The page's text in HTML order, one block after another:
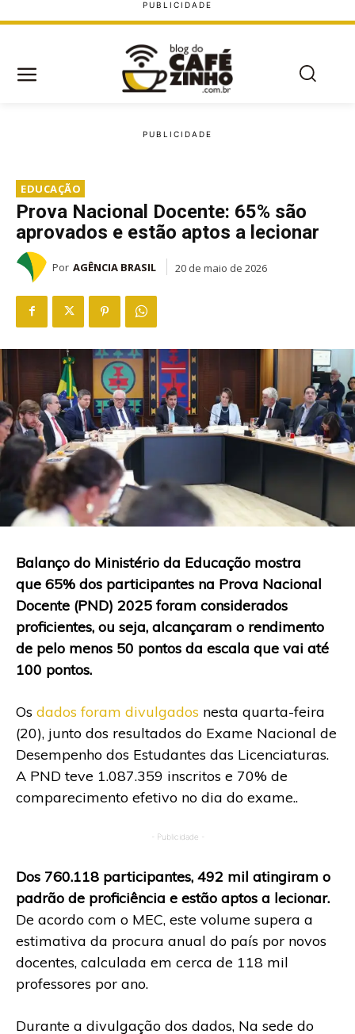
EDUCAÇÃO
Prova Nacional Docente: 65% são
aprovados e estão aptos a lecionar
Por AGÊNCIA BRASIL 20 de maio de 2026
Balanço do Ministério da Educação mostra
que 65% dos participantes na Prova Nacional
Docente (PND) 2025 foram considerados
proficientes, ou seja, alcançaram o rendimento
de pelo menos 50 pontos da escala que vai até
100 pontos.
Os dados foram divulgados nesta quarta-feira
(20), junto dos resultados do Exame Nacional de
Desempenho dos Estudantes das Licenciaturas.
A PND teve 1.087.359 inscritos e 70% de
comparecimento efetivo no dia do exame..
- Publicidade -
Dos 760.118 participantes, 492 mil atingiram o
padrão de proficiência e estão aptos a lecionar.
De acordo com o MEC, este volume supera a
estimativa da procura anual do país por novos
docentes, calculada em cerca de 118 mil
professores por ano.
Durante a divulgação dos dados, Na sede do